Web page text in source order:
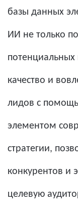
базы данных
ИИ не только
качество и
лидов с
элементом
стратегии,
конкурентов и
целевую